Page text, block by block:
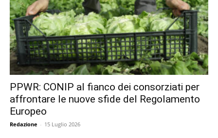
PPWR: CONIP al fianco dei consorziati per
affrontare le nuove sfide del Regolamento
Europeo
Redazione - 15 Luglio 2026